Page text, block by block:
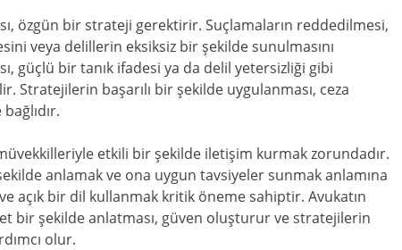
özgün bir strateji gerektirir. Suçlamaların reddedilmesi,
veya delillerin eksiksiz bir şekilde sunulmasını
güçlü bir tanık ifadesi ya da delil yetersizliği gibi
Stratejilerin başarılı bir şekilde uygulanması, ceza
etkili bir şekilde iletişim kurmak zorundadır.
anlamak ve ona uygun tavsiyeler sunmak anlamına
açık bir dil kullanmak kritik öneme sahiptir. Avukatın
bir şekilde anlatması, güven oluşturur ve stratejilerin
olur.